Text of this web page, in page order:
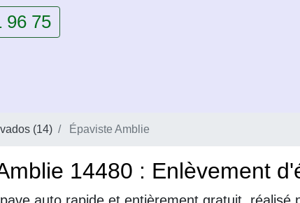
96 75
(14) Épaviste Amblie
14480 : Enlèvement